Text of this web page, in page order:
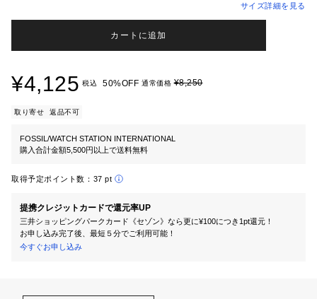
サイズ詳細を見る
カートに追加
¥4,125 税込 50%OFF 通常価格¥8,250
取り寄せ 返品不可
FOSSIL/WATCH STATION INTERNATIONAL
購入合計金額5,500円以上で送料無料
取得予定ポイント数： 37 pt
提携クレジットカードで還元率UP
三井ショッピングパークカード《セゾン》なら更に¥100につき1pt還元！
お申し込み完了後、最短５分でご利用可能！
今すぐお申し込み